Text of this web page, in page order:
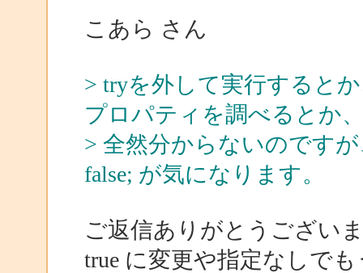
こあら さん
> tryを外して実行するとか
プロパティを調べるとか
> 全然分からないのですが
false; が気になります。
ご返信ありがとうござい
true に変更や指定なしで